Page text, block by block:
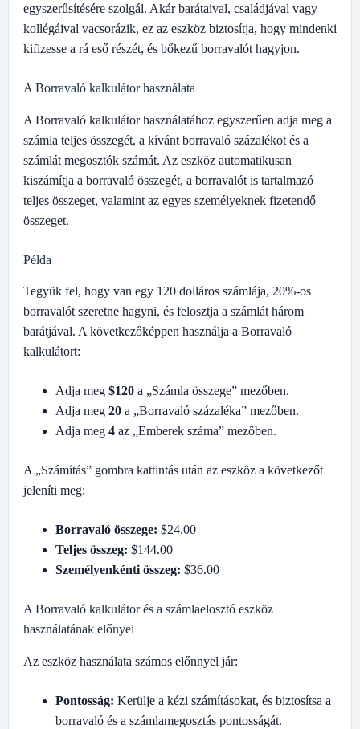
egyszerűsítésére szolgál. Akár barátaival, családjával vagy
kollégáival vacsorázik, ez az eszköz biztosítja, hogy mindenki
kifizesse a rá eső részét, és bőkezű borravalót hagyjon.
A Borravaló kalkulátor használata
A Borravaló kalkulátor használatához egyszerűen adja meg a
számla teljes összegét, a kívánt borravaló százalékot és a
számlát megosztók számát. Az eszköz automatikusan
kiszámítja a borravaló összegét, a borravalót is tartalmazó
teljes összeget, valamint az egyes személyeknek fizetendő
összeget.
Példa
Tegyük fel, hogy van egy 120 dolláros számlája, 20%-os
borravalót szeretne hagyni, és felosztja a számlát három
barátjával. A következőképpen használja a Borravaló
kalkulátort:
Adja meg $120 a „Számla összege” mezőben.
Adja meg 20 a „Borravaló százaléka” mezőben.
Adja meg 4 az „Emberek száma” mezőben.
A „Számítás” gombra kattintás után az eszköz a következőt
jeleníti meg:
Borravaló összege: $24.00
Teljes összeg: $144.00
Személyenkénti összeg: $36.00
A Borravaló kalkulátor és a számlaelosztó eszköz
használatának előnyei
Az eszköz használata számos előnnyel jár:
Pontosság: Kerülje a kézi számításokat, és biztosítsa a
borravaló és a számlamegosztás pontosságát.